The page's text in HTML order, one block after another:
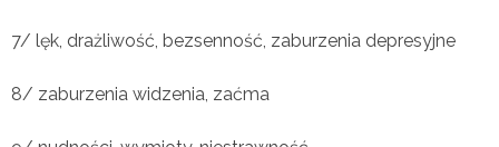
7/ lęk, drażliwość, bezsenność, zaburzenia depresyjne
8/ zaburzenia widzenia, zaćma